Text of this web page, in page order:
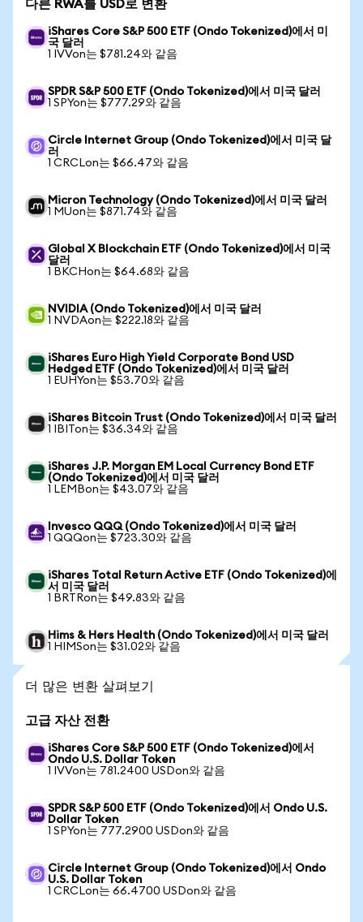
다른 RWA를 USD로 변환
iShares Core S&P 500 ETF (Ondo Tokenized)에서 미
국 달러
1 IVVon는 $781.24와 같음
SPDR S&P 500 ETF (Ondo Tokenized)에서 미국 달러
1 SPYon는 $777.29와 같음
Circle Internet Group (Ondo Tokenized)에서 미국 달
러
1 CRCLon는 $66.47와 같음
Micron Technology (Ondo Tokenized)에서 미국 달러
1 MUon는 $871.74와 같음
Global X Blockchain ETF (Ondo Tokenized)에서 미국
달러
1 BKCHon는 $64.68와 같음
NVIDIA (Ondo Tokenized)에서 미국 달러
1 NVDAon는 $222.18와 같음
iShares Euro High Yield Corporate Bond USD
Hedged ETF (Ondo Tokenized)에서 미국 달러
1 EUHYon는 $53.70와 같음
iShares Bitcoin Trust (Ondo Tokenized)에서 미국 달러
1 IBITon는 $36.34와 같음
iShares J.P. Morgan EM Local Currency Bond ETF
(Ondo Tokenized)에서 미국 달러
1 LEMBon는 $43.07와 같음
Invesco QQQ (Ondo Tokenized)에서 미국 달러
1 QQQon는 $723.30와 같음
iShares Total Return Active ETF (Ondo Tokenized)에
서 미국 달러
1 BRTRon는 $49.83와 같음
Hims & Hers Health (Ondo Tokenized)에서 미국 달러
1 HIMSon는 $31.02와 같음
더 많은 변환 살펴보기
고급 자산 전환
iShares Core S&P 500 ETF (Ondo Tokenized)에서
Ondo U.S. Dollar Token
1 IVVon는 781.2400 USDon와 같음
SPDR S&P 500 ETF (Ondo Tokenized)에서 Ondo U.S.
Dollar Token
1 SPYon는 777.2900 USDon와 같음
Circle Internet Group (Ondo Tokenized)에서 Ondo
U.S. Dollar Token
1 CRCLon는 66.4700 USDon와 같음